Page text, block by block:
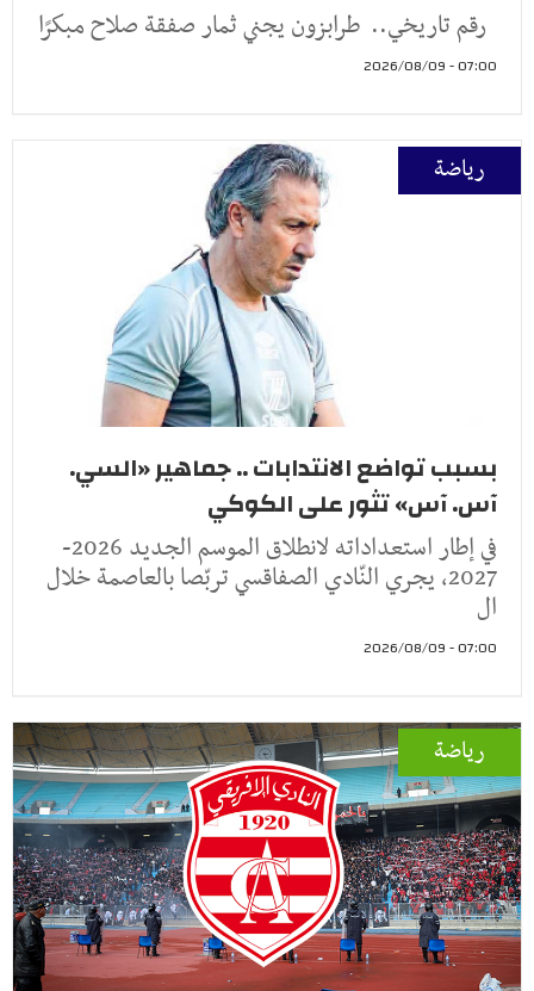
رقم تاريخي.. طرابزون يجني ثمار صفقة صلاح مبكرًا
07:00 - 2026/08/09
رياضة
بسبب تواضع الانتدابات .. جماهير «السي.
آس. آس» تثور على الكوكي
في إطار استعداداته لانطلاق الموسم الجديد 2026-
2027، يجري النّادي الصفاقسي تربّصا بالعاصمة خلال
ال
07:00 - 2026/08/09
رياضة